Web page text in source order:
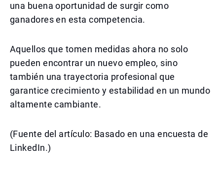
una buena oportunidad de surgir como
ganadores en esta competencia.
Aquellos que tomen medidas ahora no solo
pueden encontrar un nuevo empleo, sino
también una trayectoria profesional que
garantice crecimiento y estabilidad en un mundo
altamente cambiante.
(Fuente del artículo: Basado en una encuesta de
LinkedIn.)